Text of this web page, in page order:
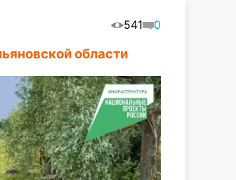
541 0
области